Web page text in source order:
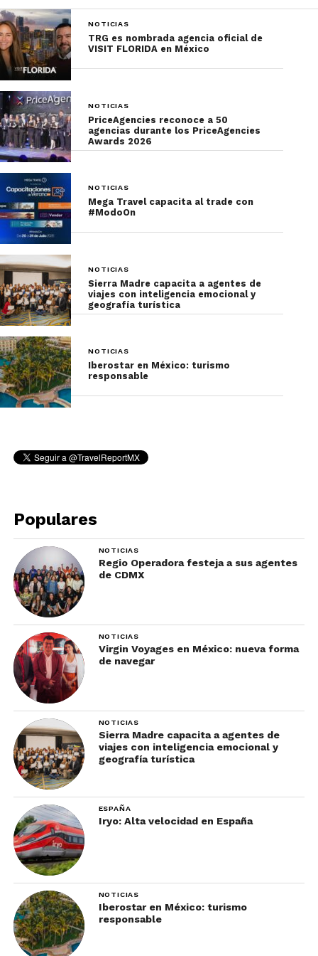
Para más información, haz clic
NOTICIAS
TRG es nombrada agencia oficial de
VISIT FLORIDA en México
NOTICIAS
PriceAgencies reconoce a 50
agencias durante los PriceAgencies
Awards 2026
NOTICIAS
Mega Travel capacita al trade con
#ModoOn
NOTICIAS
Sierra Madre capacita a agentes de
viajes con inteligencia emocional y
geografía turística
NOTICIAS
Iberostar en México: turismo
responsable
Populares
NOTICIAS
Regio Operadora festeja a sus agentes
de CDMX
NOTICIAS
Virgin Voyages en México: nueva forma
de navegar
NOTICIAS
Sierra Madre capacita a agentes de
viajes con inteligencia emocional y
geografía turística
ESPAÑA
Iryo: Alta velocidad en España
NOTICIAS
Iberostar en México: turismo
responsable